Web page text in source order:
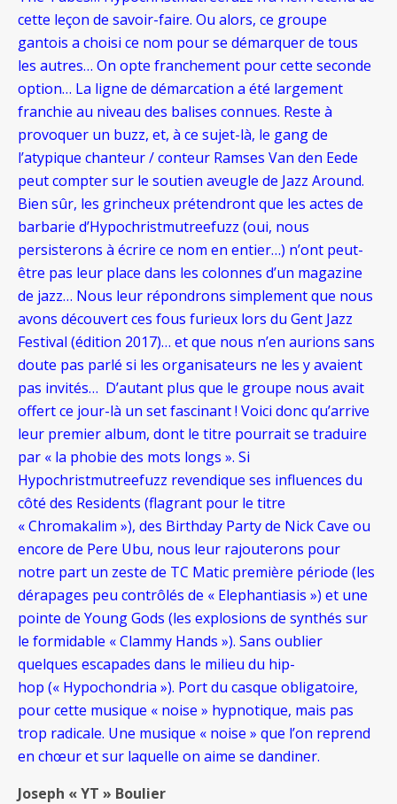
cette leçon de savoir-faire. Ou alors, ce groupe
gantois a choisi ce nom pour se démarquer de tous
les autres… On opte franchement pour cette seconde
option… La ligne de démarcation a été largement
franchie au niveau des balises connues. Reste à
provoquer un buzz, et, à ce sujet-là, le gang de
l’atypique chanteur / conteur Ramses Van den Eede
peut compter sur le soutien aveugle de Jazz Around.
Bien sûr, les grincheux prétendront que les actes de
barbarie d’Hypochristmutreefuzz (oui, nous
persisterons à écrire ce nom en entier…) n’ont peut-
être pas leur place dans les colonnes d’un magazine
de jazz… Nous leur répondrons simplement que nous
avons découvert ces fous furieux lors du Gent Jazz
Festival (édition 2017)… et que nous n’en aurions sans
doute pas parlé si les organisateurs ne les y avaient
pas invités… D’autant plus que le groupe nous avait
offert ce jour-là un set fascinant ! Voici donc qu’arrive
leur premier album, dont le titre pourrait se traduire
par « la phobie des mots longs ». Si
Hypochristmutreefuzz revendique ses influences du
côté des Residents (flagrant pour le titre
« Chromakalim »), des Birthday Party de Nick Cave ou
encore de Pere Ubu, nous leur rajouterons pour
notre part un zeste de TC Matic première période (les
dérapages peu contrôlés de « Elephantiasis ») et une
pointe de Young Gods (les explosions de synthés sur
le formidable « Clammy Hands »). Sans oublier
quelques escapades dans le milieu du hip-
hop (« Hypochondria »). Port du casque obligatoire,
pour cette musique « noise » hypnotique, mais pas
trop radicale. Une musique « noise » que l’on reprend
en chœur et sur laquelle on aime se dandiner.
Joseph « YT » Boulier